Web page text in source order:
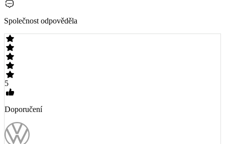
Společnost odpověděla
5
Doporučení